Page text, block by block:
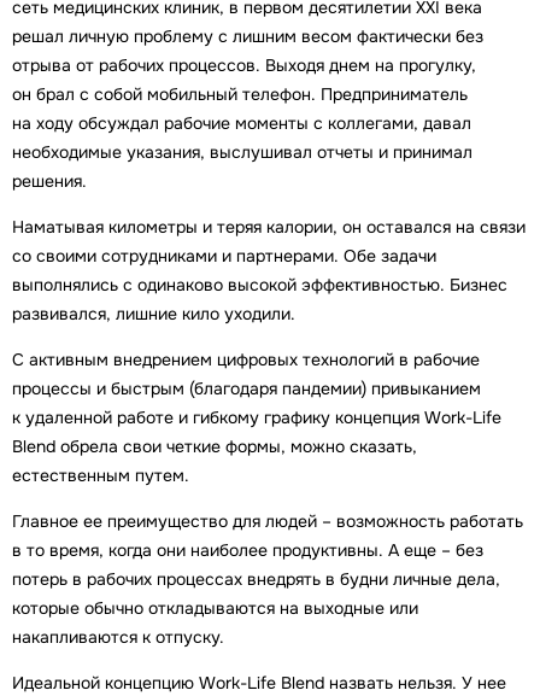
сеть медицинских клиник, в первом десятилетии XXI века
решал личную проблему с лишним весом фактически без
отрыва от рабочих процессов. Выходя днем на прогулку,
он брал с собой мобильный телефон. Предприниматель
на ходу обсуждал рабочие моменты с коллегами, давал
необходимые указания, выслушивал отчеты и принимал
решения.
Наматывая километры и теряя калории, он оставался на связи
со своими сотрудниками и партнерами. Обе задачи
выполнялись с одинаково высокой эффективностью. Бизнес
развивался, лишние кило уходили.
С активным внедрением цифровых технологий в рабочие
процессы и быстрым (благодаря пандемии) привыканием
к удаленной работе и гибкому графику концепция Work-Life
Blend обрела свои четкие формы, можно сказать,
естественным путем.
Главное ее преимущество для людей – возможность работать
в то время, когда они наиболее продуктивны. А еще – без
потерь в рабочих процессах внедрять в будни личные дела,
которые обычно откладываются на выходные или
накапливаются к отпуску.
Идеальной концепцию Work-Life Blend назвать нельзя. У нее